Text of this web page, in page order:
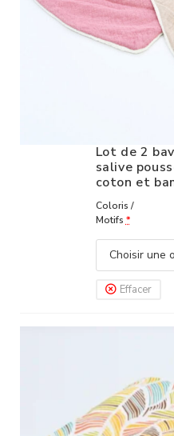
Lot de 2
salive
coton et
Coloris /
Motifs *
Effacer